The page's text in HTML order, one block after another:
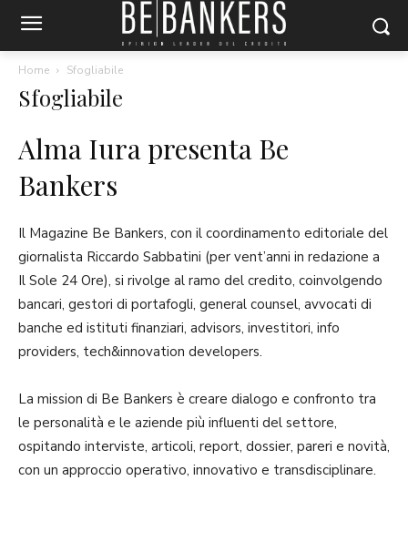
Home Sfogliabile
Sfogliabile
Alma Iura presenta Be
Bankers
Il Magazine Be Bankers, con il coordinamento editoriale del
giornalista Riccardo Sabbatini (per vent’anni in redazione a
Il Sole 24 Ore), si rivolge al ramo del credito, coinvolgendo
bancari, gestori di portafogli, general counsel, avvocati di
banche ed istituti finanziari, advisors, investitori, info
providers, tech&innovation developers.
La mission di Be Bankers è creare dialogo e confronto tra
le personalità e le aziende più influenti del settore,
ospitando interviste, articoli, report, dossier, pareri e novità,
con un approccio operativo, innovativo e transdisciplinare.